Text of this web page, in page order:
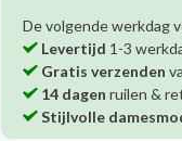
De volgende werkdag
Levertijd 1-3
Gratis verzenden
14 dagen ruilen &
Stijlvolle